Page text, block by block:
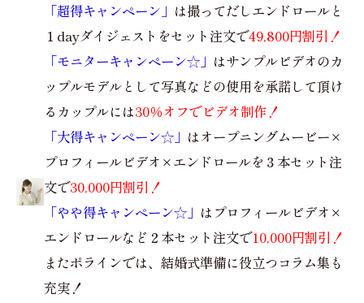
「超得キャンペーン」 は撮ってだしエンドロールと
１dayダイジェストをセット注文で49,800円割引！
「モニターキャンペーン☆」 はサンプルビデオのカ
ップルモデルとして写真などの使用を承諾して頂け
るカップルには30％オフでビデオ制作！
「大得キャンペーン☆」 はオープニングムービー×
プロフィールビデオ×エンドロールを３本セット注
文で30,000円割引！
「やや得キャンペーン☆」 はプロフィールビデオ×
エンドロールなど２本セット注文で10,000円割引！
またポラインでは、結婚式準備に役立つコラム集も
充実！